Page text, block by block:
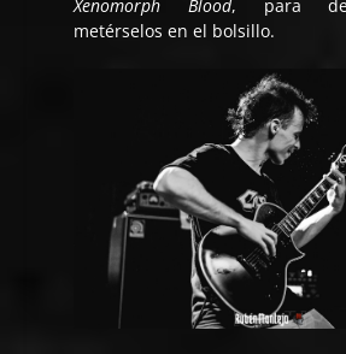
Xenomorph Blood, para
metérselos en el bolsillo.